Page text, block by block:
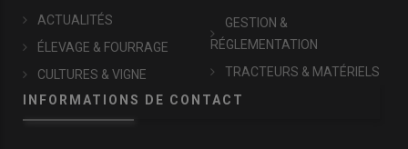
ACTUALITÉS
ÉLEVAGE & FOURRAGE
CULTURES & VIGNE
GESTION &
RÉGLEMENTATION
TRACTEURS & MATÉRIELS
INFORMATIONS DE CONTACT